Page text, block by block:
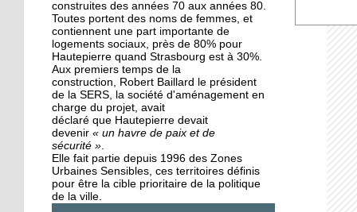
L'utopie en sons
24 septembre 2015
La pépinière fait germer
les talents de
Hautepierre... et d'ailleurs
24 septembre 2015
Horizome s'enracine
doucement dans le
quartier
construites des années 70 aux années 80.
Toutes portent des noms de femmes, et
contiennent une part importante de
logements sociaux, près de 80% pour
Hautepierre quand Strasbourg est à 30%.
Aux premiers temps de la
construction, Robert Baillard le président
de la SERS, la société d'aménagement en
charge du projet, avait
déclaré que Hautepierre devait
devenir « un havre de paix et de
sécurité ».
Elle fait partie depuis 1996 des Zones
Urbaines Sensibles, ces territoires définis
pour être la cible prioritaire de la politique
de la ville.